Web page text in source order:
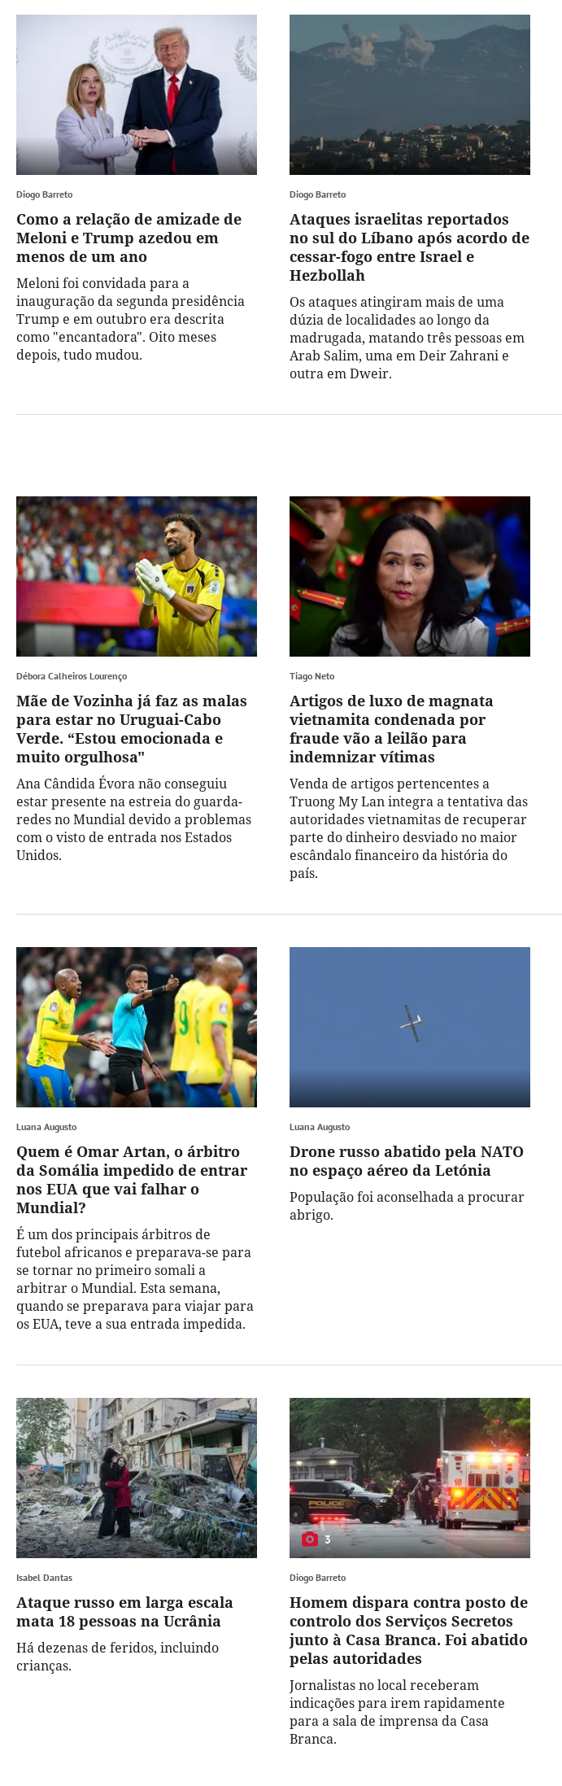
Diogo Barreto
Como a relação de amizade de
Meloni e Trump azedou em
menos de um ano
Meloni foi convidada para a
inauguração da segunda presidência
Trump e em outubro era descrita
como "encantadora". Oito meses
depois, tudo mudou.
Diogo Barreto
Ataques israelitas reportados
no sul do Líbano após acordo de
cessar-fogo entre Israel e
Hezbollah
Os ataques atingiram mais de uma
dúzia de localidades ao longo da
madrugada, matando três pessoas em
Arab Salim, uma em Deir Zahrani e
outra em Dweir.
Débora Calheiros Lourenço
Mãe de Vozinha já faz as malas
para estar no Uruguai-Cabo
Verde. “Estou emocionada e
muito orgulhosa"
Ana Cândida Évora não conseguiu
estar presente na estreia do guarda-
redes no Mundial devido a problemas
com o visto de entrada nos Estados
Unidos.
Tiago Neto
Artigos de luxo de magnata
vietnamita condenada por
fraude vão a leilão para
indemnizar vítimas
Venda de artigos pertencentes a
Truong My Lan integra a tentativa das
autoridades vietnamitas de recuperar
parte do dinheiro desviado no maior
escândalo financeiro da história do
país.
Luana Augusto
Quem é Omar Artan, o árbitro
da Somália impedido de entrar
nos EUA que vai falhar o
Mundial?
É um dos principais árbitros de
futebol africanos e preparava-se para
se tornar no primeiro somali a
arbitrar o Mundial. Esta semana,
quando se preparava para viajar para
os EUA, teve a sua entrada impedida.
Luana Augusto
Drone russo abatido pela NATO
no espaço aéreo da Letónia
População foi aconselhada a procurar
abrigo.
Isabel Dantas
Ataque russo em larga escala
mata 18 pessoas na Ucrânia
Há dezenas de feridos, incluindo
crianças.
3
Diogo Barreto
Homem dispara contra posto de
controlo dos Serviços Secretos
junto à Casa Branca. Foi abatido
pelas autoridades
Jornalistas no local receberam
indicações para irem rapidamente
para a sala de imprensa da Casa
Branca.